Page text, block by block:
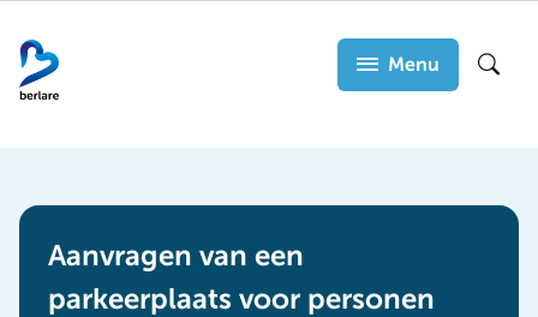
en
naar
Menu
Aanvragen van een
parkeerplaats voor personen